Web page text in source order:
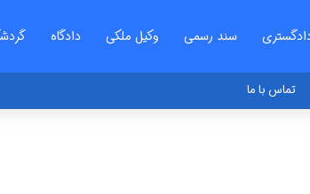
سند رسمی وکیل ملکی دادگاه
تماس با ما